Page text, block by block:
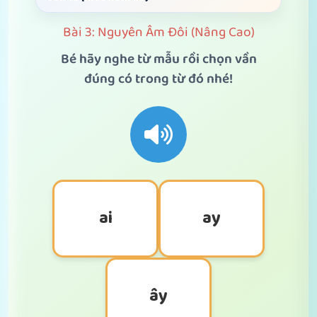
Bài 3: Nguyên Âm Đôi (Nâng Cao)
Bé hãy nghe từ mẫu rồi chọn vần
đúng có trong từ đó nhé!
ai ay
ây